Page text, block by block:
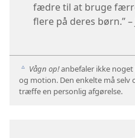
fædre til at bruge
flere på deres børn.” –
c Vågn op!anbefaler ikke
og motion. Den enkelte må selv
træffe en personlig afgørelse.